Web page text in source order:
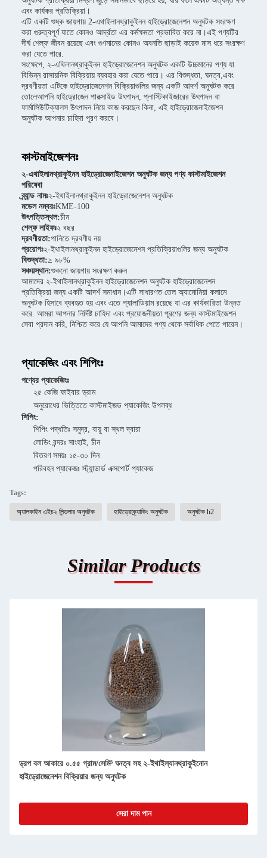
এবং কার্যকর প্রতিক্রিয়া।
এটি একটি শুষ্ক জায়গায় 2-এথাইলানথ্রাকুইনন হাইড্রোজেনেশন অনুঘটক সংরক্ষণ
করা গুরুত্বপূর্ণ যাতে কোনও আর্দ্রতা এর কর্মক্ষমতা প্রভাবিত করে না।এই পণ্যটির
দীর্ঘ শেল্ফ জীবন রয়েছে এবং গুণমানের কোনও অবনতি ছাড়াই কয়েক মাস ধরে সংরক্ষণ
করা যেতে পারে.
সংক্ষেপে, ২-এথিলানথ্রাকুইনন হাইড্রোজেনেশন অনুঘটক একটি উচ্চমানের পণ্য যা
বিভিন্ন রাসায়নিক বিক্রিয়ায় ব্যবহার করা যেতে পারে। এর বিশুদ্ধতা, ঘনত্ব,এবং
দ্রবণীয়তা এটিকে হাইড্রোজেনেশন বিক্রিয়াগুলির জন্য একটি আদর্শ অনুঘটক করে
তোলেআপনি হাইড্রোজেন পারক্সাইড উৎপাদন, প্লাস্টিকাইজারের উৎপাদন বা
ফার্মাসিউটিক্যালস উৎপাদন নিয়ে কাজ করছেন কিনা, এই হাইড্রোজেনাইজেশন
অনুঘটক আপনার চাহিদা পূরণ করবে।
কাস্টমাইজেশনঃ
২-এথাইলানথ্রাকুইনন হাইড্রোজেনাইজেশন অনুঘটক জন্য পণ্য কাস্টমাইজেশন
পরিষেবা
ব্র্যান্ড নামঃ২-ইথাইলানথ্রাকুইনন হাইড্রোজেনেশন অনুঘটক
মডেল নম্বরঃKME-100
উৎপত্তিস্থল:চীন
শেল্ফ লাইফঃ২ বছর
দ্রবণীয়তা:পানিতে দ্রবণীয় নয়
প্রয়োগঃ২-ইথাইলানথ্রাকুইনন হাইড্রোজেনেশন প্রতিক্রিয়াগুলির জন্য অনুঘটক
বিশুদ্ধতা:≥ ৯৮%
সঞ্চয়স্থান:শুকনো জায়গায় সংরক্ষণ করুন
আমাদের ২-ইথাইলানথ্রাকুইনন হাইড্রোজেনেশন অনুঘটক হাইড্রোজেনেশন
প্রতিক্রিয়া জন্য একটি আদর্শ সমাধান।এটি সাধারণত তেল অ্যামোনিয়া কলামে
অনুঘটক হিসাবে ব্যবহৃত হয় এবং এতে প্যালাডিয়াম রয়েছে যা এর কার্যকারিতা উন্নত
করে. আমরা আপনার নির্দিষ্ট চাহিদা এবং প্রয়োজনীয়তা পূরণের জন্য কাস্টমাইজেশন
সেবা প্রদান করি, নিশ্চিত করে যে আপনি আমাদের পণ্য থেকে সর্বাধিক পেতে পারেন।
প্যাকেজিং এবং শিপিংঃ
পণ্যের প্যাকেজিংঃ
২৫ কেজি ফাইবার ড্রাম
অনুরোধের ভিত্তিতে কাস্টমাইজড প্যাকেজিং উপলব্ধ
শিপিং:
শিপিং পদ্ধতিঃ সমুদ্র, বায়ু বা স্থল দ্বারা
লোডিং বন্দরঃ সাংহাই, চীন
বিতরণ সময়ঃ ১৫-৩০ দিন
পরিবহন প্যাকেজঃ স্ট্যান্ডার্ড এক্সপোর্ট প্যাকেজ
Tags:
অ্যালকাইন এইচ২ লিন্ডলার অনুঘটক হাইড্রোক্র্যাকিং অনুঘটক অনুঘটক h2
Similar Products
ড্রপ বল আকারে ০.৫৫ গ্রাম/সেমি³ ঘনত্ব সহ ২-ইথাইল্যানথ্রাকুইনোন
হাইড্রোজেনেশন বিক্রিয়ার জন্য অনুঘটক
সেরা দাম পান